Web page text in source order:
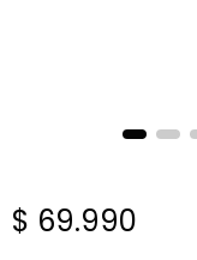
$ 69.990